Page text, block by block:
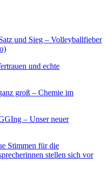
und Sieg – Volleyballfieber
und echte
groß – Chemie im
– Unser neuer
Stimmen für die
stellen sich vor